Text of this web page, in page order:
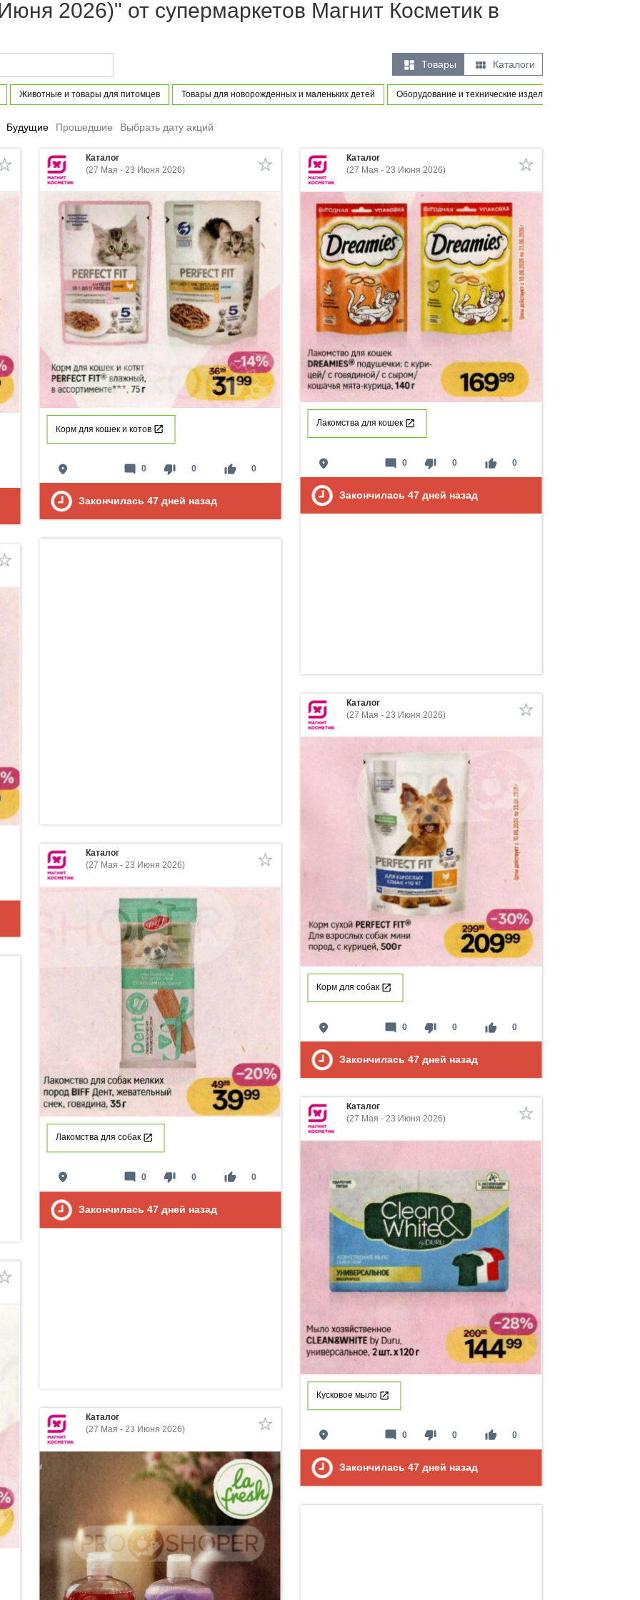
2026)" от супермаркетов Магнит Косметик в
 Товары  Каталоги
Животные и товары для питомцев Товары для новорожденных и маленьких детей Оборудование и технические изделия
Будущие Прошедшие Выбрать дату акций
Каталог
(27 Мая - 23 Июня 2026)
Корм для кошек и котов
place thumb_down 0 thumb_up 0
mode_comment 0
Закончилась 47 дней назад
Каталог
(27 Мая - 23 Июня 2026)
Лакомства для кошек
place thumb_down 0 thumb_up 0
mode_comment 0
Закончилась 47 дней назад
Каталог
(27 Мая - 23 Июня 2026)
Корм для собак
place thumb_down 0 thumb_up 0
mode_comment 0
Закончилась 47 дней назад
Каталог
(27 Мая - 23 Июня 2026)
Лакомства для собак
place thumb_down 0 thumb_up 0
mode_comment 0
Закончилась 47 дней назад
Каталог
(27 Мая - 23 Июня 2026)
Кусковое мыло
place thumb_down 0 thumb_up 0
mode_comment 0
Закончилась 47 дней назад
Каталог
(27 Мая - 23 Июня 2026)